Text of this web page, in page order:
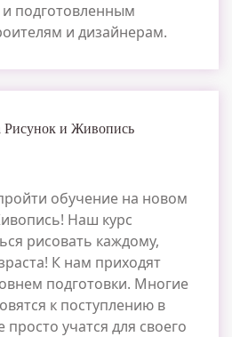
подготовленным
и дизайнерам.
Рисунок и Живопись
обучение на новом
Наш курс
рисовать каждому,
К нам приходят
подготовки. Многие
к поступлению в
учатся для своего